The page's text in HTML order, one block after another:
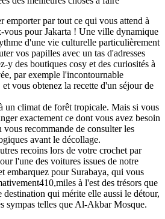
emporter par tout ce qui vous attend à
vous pour Jakarta ! Une ville dynamique
d'une vie culturelle particulièrement
vos papilles avec un tas d'adresses
y des boutiques cosy et des curiosités à
par exemple l'incontournable
vous obtenez la recette d'un séjour de
un climat de forêt tropicale. Mais si vous
exactement ce dont vous avez besoin
vous recommande de consulter les
avant le décollage.
recoins lors de votre crochet par
l'une des voitures issues de notre
embarquez pour Surabaya, qui vous
à l'est des trésors que
destination qui mérite elle aussi le détour,
sympas telles que Al-Akbar Mosque.